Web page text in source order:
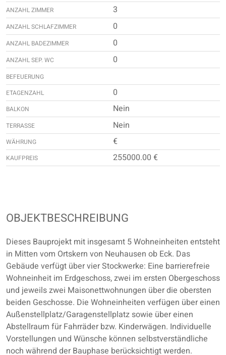
ANZAHL ZIMMER 3
ANZAHL SCHLAFZIMMER 0
ANZAHL BADEZIMMER 0
ANZAHL SEP. WC 0
BEFEUERUNG
ETAGENZAHL
0
BALKON Nein
TERRASSE Nein
WÄHRUNG €
KAUFPREIS 255000.00 €
OBJEKTBESCHREIBUNG
Dieses Bauprojekt mit insgesamt 5 Wohneinheiten entsteht
in Mitten vom Ortskern von Neuhausen ob Eck. Das
Gebäude verfügt über vier Stockwerke: Eine barrierefreie
Wohneinheit im Erdgeschoss, zwei im ersten Obergeschoss
und jeweils zwei Maisonettwohnungen über die obersten
beiden Geschosse. Die Wohneinheiten verfügen über einen
Außenstellplatz/Garagenstellplatz sowie über einen
Abstellraum für Fahrräder bzw. Kinderwägen. Individuelle
Vorstellungen und Wünsche können selbstverständliche
noch während der Bauphase berücksichtigt werden.